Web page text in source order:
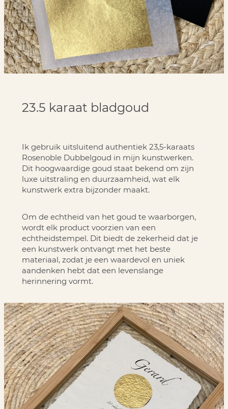
23.5 karaat bladgoud
Ik gebruik uitsluitend authentiek 23,5-karaats
Rosenoble Dubbelgoud in mijn kunstwerken.
Dit hoogwaardige goud staat bekend om zijn
luxe uitstraling en duurzaamheid, wat elk
kunstwerk extra bijzonder maakt.
Om de echtheid van het goud te waarborgen,
wordt elk product voorzien van een
echtheidstempel. Dit biedt de zekerheid dat je
een kunstwerk ontvangt met het beste
materiaal, zodat je een waardevol en uniek
aandenken hebt dat een levenslange
herinnering vormt.